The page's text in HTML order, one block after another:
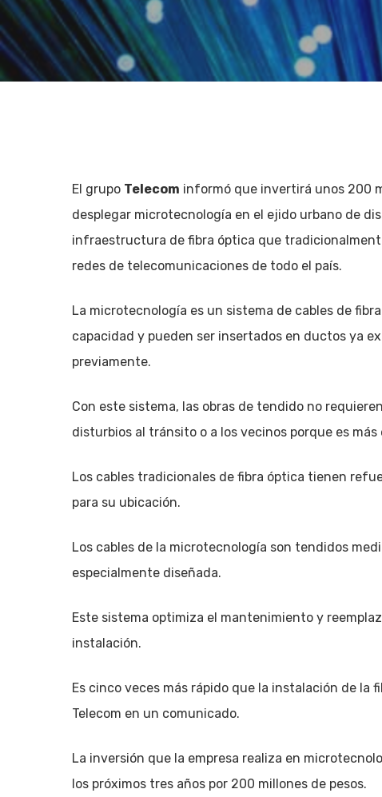
Hit enter to search or ESC to close
El grupo Telecom informó que invertirá unos 200
desplegar microtecnología en el ejido urbano de
infraestructura de fibra óptica que
redes de telecomunicaciones de todo el país.
La microtecnología es un sistema de cables de
capacidad y pueden ser insertados en ductos ya
previamente.
Con este sistema, las obras de tendido no
disturbios al tránsito o a los vecinos porque es
Los cables tradicionales de fibra óptica tienen
para su ubicación.
Los cables de la microtecnología son tendidos
especialmente diseñada.
Este sistema optimiza el mantenimiento y
instalación.
Es cinco veces más rápido que la instalación de
Telecom en un comunicado.
La inversión que la empresa realiza en
los próximos tres años por 200 millones de pesos.